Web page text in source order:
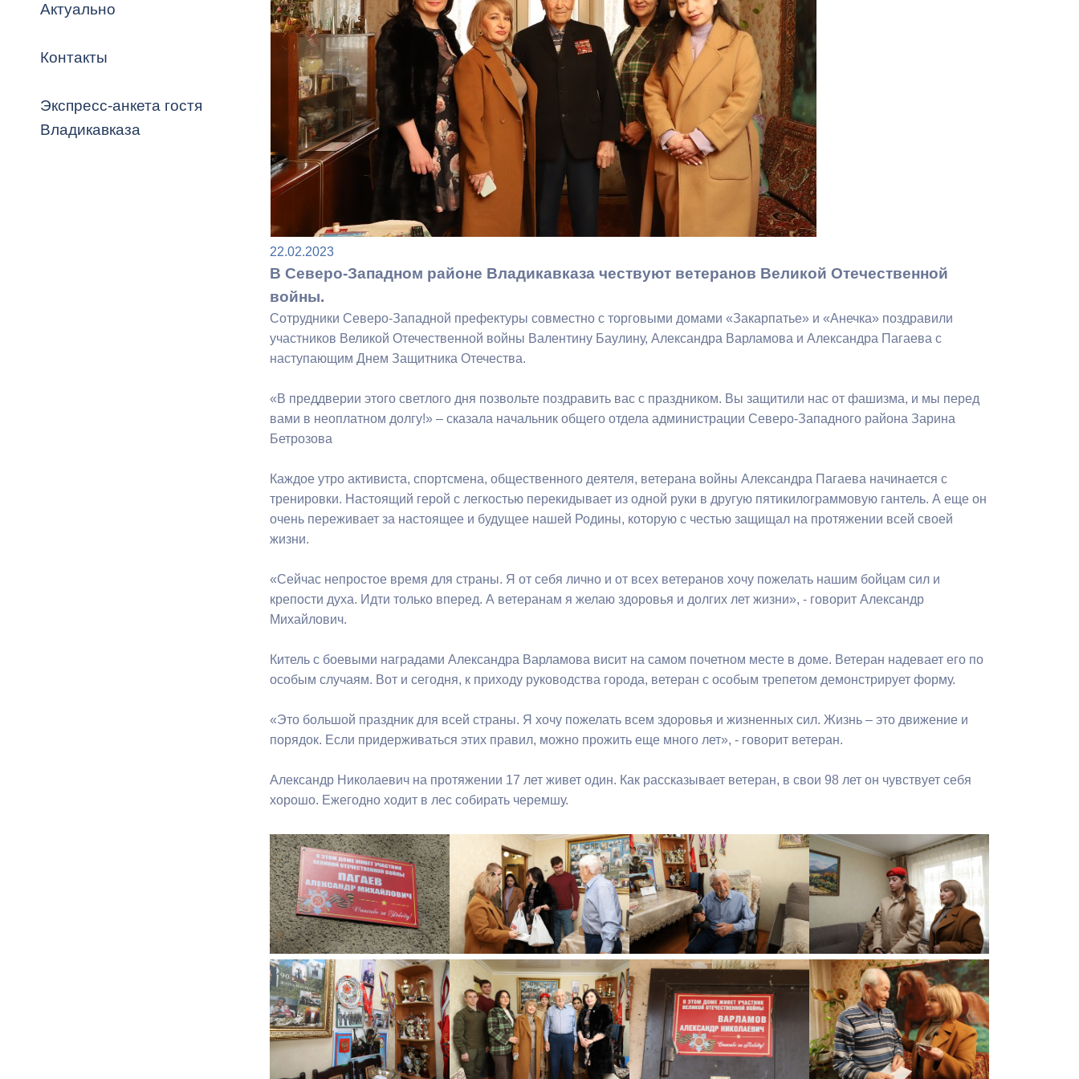
Владикавказ
Распоряжения, постановления Кадровая политика Противодействие коррупции
ОРВ и экспертиза НПА Контактная информация Градостроительная деятельность
Оценка деятельности органов
местного самоуправления
Списки граждан, состоящих на
учете в качестве нуждающихся в
улучшении жилищных условий по
г. Владикавказ
Формирование комфортной
городской среды
Бюджет для граждан
Пространственные сведения
Открытые данные
Общественное обсуждение
документов стратегического
Гражданская оборона в
чрезвычайных ситуациях
Незаконное строительство
Информация о результатах
проверок
Порядок обжалования решений и
действий органов местного
Информация финансового
органа
Муниципальный контроль Выборы 2026
Актуально
Контакты
Экспресс-анкета гостя
Владикавказа
22.02.2023
В Северо-Западном районе Владикавказа чествуют ветеранов Великой Отечественной
войны.
Сотрудники Северо-Западной префектуры совместно с торговыми домами «Закарпатье» и «Анечка» поздравили
участников Великой Отечественной войны Валентину Баулину, Александра Варламова и Александра Пагаева с
наступающим Днем Защитника Отечества.
«В преддверии этого светлого дня позвольте поздравить вас с праздником. Вы защитили нас от фашизма, и мы перед
вами в неоплатном долгу!» – сказала начальник общего отдела администрации Северо-Западного района Зарина
Бетрозова
Каждое утро активиста, спортсмена, общественного деятеля, ветерана войны Александра Пагаева начинается с
тренировки. Настоящий герой с легкостью перекидывает из одной руки в другую пятикилограммовую гантель. А еще он
очень переживает за настоящее и будущее нашей Родины, которую с честью защищал на протяжении всей своей
жизни.
«Сейчас непростое время для страны. Я от себя лично и от всех ветеранов хочу пожелать нашим бойцам сил и
крепости духа. Идти только вперед. А ветеранам я желаю здоровья и долгих лет жизни», - говорит Александр
Михайлович.
Китель с боевыми наградами Александра Варламова висит на самом почетном месте в доме. Ветеран надевает его по
особым случаям. Вот и сегодня, к приходу руководства города, ветеран с особым трепетом демонстрирует форму.
«Это большой праздник для всей страны. Я хочу пожелать всем здоровья и жизненных сил. Жизнь – это движение и
порядок. Если придерживаться этих правил, можно прожить еще много лет», - говорит ветеран.
Александр Николаевич на протяжении 17 лет живет один. Как рассказывает ветеран, в свои 98 лет он чувствует себя
хорошо. Ежегодно ходит в лес собирать черемшу.